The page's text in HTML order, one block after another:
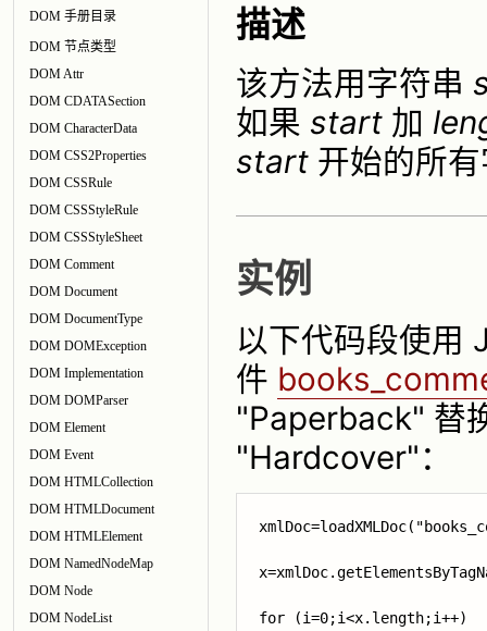
DOM 手册目录
DOM 节点类型
DOM Attr
DOM CDATASection
DOM CharacterData
DOM CSS2Properties
DOM CSSRule
DOM CSSStyleRule
DOM CSSStyleSheet
DOM Comment
DOM Document
DOM DocumentType
DOM DOMException
DOM Implementation
DOM DOMParser
DOM Element
DOM Event
DOM HTMLCollection
DOM HTMLDocument
DOM HTMLElement
DOM NamedNodeMap
DOM Node
DOM NodeList
描述
该方法用字符串
如果 start 加
start 开始的所
实例
以下代码段使用
件
"Paperback" 替
"Hardcover"：
for (i=0;i<x.length;i++)